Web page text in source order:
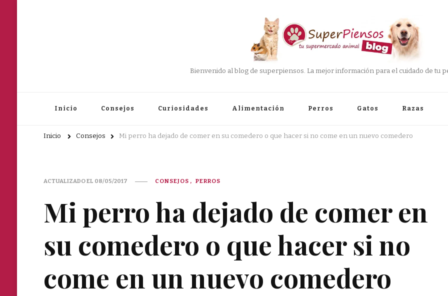
Bienvenido al blog de superpiensos. La mejor información para el cuidado de tu
Inicio Consejos Curiosidades Alimentación Perros Gatos Razas
Inicio Consejos Mi perro ha dejado de comer en su comedero o que hacer si no come en un nuevo comedero
ACTUALIZADO EL 08/05/2017 CONSEJOS PERROS
Mi perro ha dejado de comer en
su comedero o que hacer si no
come en un nuevo comedero